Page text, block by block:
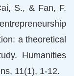
S., & Fan, F.
a theoretical
Humanities
11(1), 1-12.